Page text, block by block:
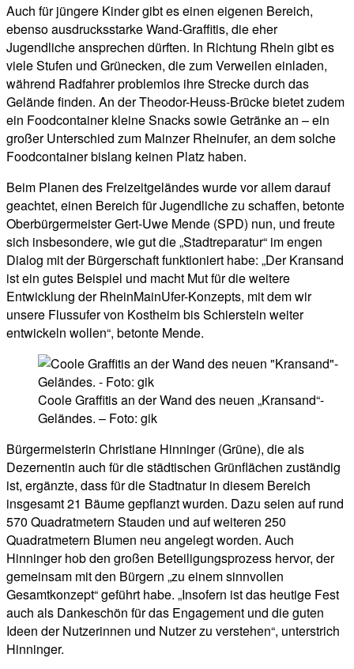
Auch für jüngere Kinder gibt es einen eigenen Bereich,
ebenso ausdrucksstarke Wand-Graffitis, die eher
Jugendliche ansprechen dürften. In Richtung Rhein gibt es
viele Stufen und Grünecken, die zum Verweilen einladen,
während Radfahrer problemlos ihre Strecke durch das
Gelände finden. An der Theodor-Heuss-Brücke bietet zudem
ein Foodcontainer kleine Snacks sowie Getränke an – ein
großer Unterschied zum Mainzer Rheinufer, an dem solche
Foodcontainer bislang keinen Platz haben.
Beim Planen des Freizeitgeländes wurde vor allem darauf
geachtet, einen Bereich für Jugendliche zu schaffen, betonte
Oberbürgermeister Gert-Uwe Mende (SPD) nun, und freute
sich insbesondere, wie gut die „Stadtreparatur“ im engen
Dialog mit der Bürgerschaft funktioniert habe: „Der Kransand
ist ein gutes Beispiel und macht Mut für die weitere
Entwicklung der RheinMainUfer-Konzepts, mit dem wir
unsere Flussufer von Kostheim bis Schierstein weiter
entwickeln wollen“, betonte Mende.
Coole Graffitis an der Wand des neuen „Kransand“-
Geländes. – Foto: gik
Bürgermeisterin Christiane Hinninger (Grüne), die als
Dezernentin auch für die städtischen Grünflächen zuständig
ist, ergänzte, dass für die Stadtnatur in diesem Bereich
insgesamt 21 Bäume gepflanzt wurden. Dazu seien auf rund
570 Quadratmetern Stauden und auf weiteren 250
Quadratmetern Blumen neu angelegt worden. Auch
Hinninger hob den großen Beteiligungsprozess hervor, der
gemeinsam mit den Bürgern „zu einem sinnvollen
Gesamtkonzept“ geführt habe. „Insofern ist das heutige Fest
auch als Dankeschön für das Engagement und die guten
Ideen der Nutzerinnen und Nutzer zu verstehen“, unterstrich
Hinninger.